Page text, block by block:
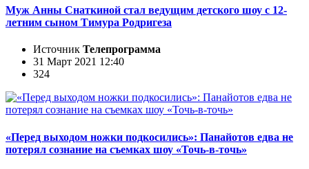
Муж Анны Снаткиной стал ведущим детского шоу с 12-
летним сыном Тимура Родригеза
Источник Телепрограмма
31 Март 2021 12:40
324
«Перед выходом ножки подкосились»: Панайотов едва не
потерял сознание на съемках шоу «Точь-в-точь»